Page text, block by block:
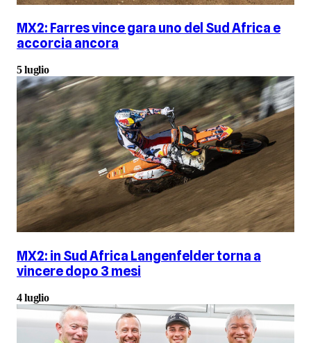
MX2: Farres vince gara uno del Sud Africa e
accorcia ancora
5 luglio
MX2: in Sud Africa Langenfelder torna a
vincere dopo 3 mesi
4 luglio